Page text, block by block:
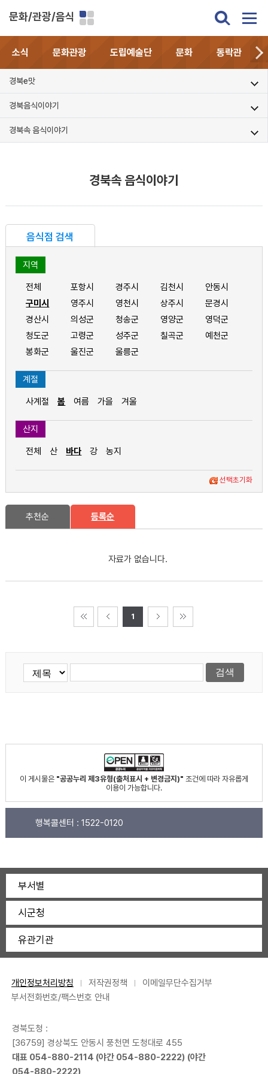
문화/관광/음식
소식 문화관광 도립예술단 문화 동락관
경북e맛
경북음식이야기
경북속 음식이야기
경북속 음식이야기
음식점 검색
지역
전체 포항시 경주시 김천시
안동시
구미시
영주시 영천시 상주시
문경시
경산시
의성군 청송군 영양군
영덕군
청도군
고령군 성주군 칠곡군
예천군
봉화군
울진군 울릉군
계절
사계절 봄 여름 가을 겨울
산지
전체 산 바다 강 농지
선택초기화
추천순 등록순
자료가 없습니다.
1
이 게시물은 "공공누리 제3유형(출처표시 + 변경금지)" 조건에 따라 자유롭게
이용이 가능합니다.
행복콜센터 : 1522-0120
부서별
시군청
유관기관
개인정보처리방침 저작권정책
이메일무단수집거부
부서전화번호/팩스번호 안내
경북도청 :
[36759] 경상북도 안동시 풍천면 도청대로 455
대표 054-880-2114 (야간 054-880-2222) (야간
054-880-2222)